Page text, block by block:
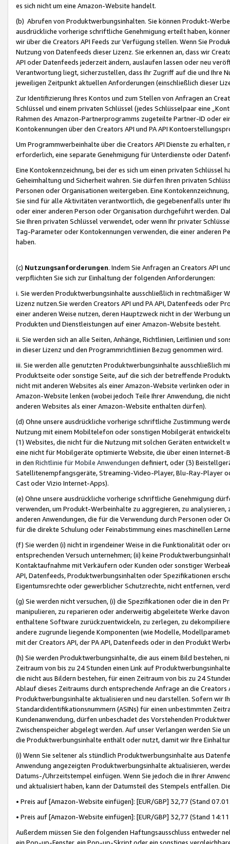
es sich nicht um eine Amazon-Website handelt.
(b) Abrufen von Produktwerbungsinhalten. Sie können Produkt-
ausdrückliche vorherige schriftliche Genehmigung erteilt haben,
wir über die Creators API Feeds zur Verfügung stellen. Wenn Sie
Nutzung von Datenfeeds dieser Lizenz. Sie erkennen an, dass wir
API oder Datenfeeds jederzeit ändern, auslaufen lassen oder neu
Verantwortung liegt, sicherzustellen, dass Ihr Zugriff auf die und Ihre
jeweiligen Zeitpunkt aktuellen Anforderungen (einschließlich dieser
Zur Identifizierung Ihres Kontos und zum Stellen von Anfragen an
Schlüssel und einem privaten Schlüssel (jedes Schlüsselpaar eine
Rahmen des Amazon-Partnerprogramms zugeteilte Partner-ID oder
Kontokennungen über den Creators API und PA API
Um Programmwerbeinhalte über die Creators API Dienste zu
erforderlich, eine separate Genehmigung für Unterdienste oder
Eine Kontokennzeichnung, bei der es sich um einen privaten
Geheimhaltung und Sicherheit wahren. Sie dürfen Ihren privaten
Personen oder Organisationen weitergeben. Eine
Sie sind für alle Aktivitäten verantwortlich, die gegebenenfalls unter
oder einer anderen Person oder Organisation durchgeführt werden.
Sie Ihren privaten Schlüssel verwendet, oder wenn Ihr privater
Tag-Parameter oder Kontokennungen verwenden, die einer anderen
haben.
(c) Nutzungsanforderungen. Indem Sie Anfragen an Creators API
verpflichten Sie sich zur Einhaltung der folgenden Anforderungen:
i. Sie werden Produktwerbungsinhalte ausschließlich in rechtmäßiger
Lizenz nutzen.Sie werden Creators API und PA API, Datenfeeds oder
einer anderen Weise nutzen, deren Hauptzweck nicht in der Werbung
Produkten und Dienstleistungen auf einer Amazon-Website besteht.
ii. Sie werden sich an alle Seiten, Anhänge, Richtlinien, Leitlinien und
in dieser Lizenz und den Programmrichtlinien Bezug genommen wird.
iii. Sie werden alle genutzten Produktwerbungsinhalte ausschließlich
Produktseite oder sonstige Seite, auf die sich der betreffende
nicht mit anderen Websites als einer Amazon-Website verlinken oder
Amazon-Website lenken (wobei jedoch Teile Ihrer Anwendung, die
anderen Websites als einer Amazon-Website enthalten dürfen).
(d) Ohne unsere ausdrückliche vorherige schriftliche Zustimmung
Nutzung mit einem Mobiltelefon oder sonstigen Mobilgerät
(1) Websites, die nicht für die Nutzung mit solchen Geräten
eine nicht für Mobilgeräte optimierte Website, die über einen
in den Richtlinie für Mobile Anwendungen definiert, oder (3)
Satellitenempfangsgeräte, Streaming-Video-Player, Blu-Ray-Player
Cast oder Vizio Internet-Apps).
(e) Ohne unsere ausdrückliche vorherige schriftliche Genehmigung
verwenden, um Produkt-Werbeinhalte zu aggregieren, zu
anderen Anwendungen, die für die Verwendung durch Personen
für die direkte Schulung oder Feinabstimmung eines maschinellen
(f) Sie werden (i) nicht in irgendeiner Weise in die Funktionalität oder
entsprechenden Versuch unternehmen; (ii) keine
Kontaktaufnahme mit Verkäufern oder Kunden oder sonstiger
API, Datenfeeds, Produktwerbungsinhalten oder Spezifikationen
Eigentumsrechte oder gewerblicher Schutzrechte, nicht entfernen,
(g) Sie werden nicht versuchen, (i) die Spezifikationen oder die in
manipulieren, zu reparieren oder anderweitig abgeleitete Werke
enthaltene Software zurückzuentwickeln, zu zerlegen, zu
andere zugrunde liegende Komponenten (wie Modelle,
mit der Creators API, der PA API, Datenfeeds oder in den Produkt
(h) Sie werden Produktwerbungsinhalte, die aus einem Bild bestehen,
Zeitraum von bis zu 24 Stunden einen Link auf
die nicht aus Bildern bestehen, für einen Zeitraum von bis zu 24
Ablauf dieses Zeitraums durch entsprechende Anfrage an die
Produktwerbungsinhalte aktualisieren und neu darstellen. Sofern wir
Standardidentifikationsnummern (ASINs) für einen unbestimmten
Kundenanwendung, dürfen unbeschadet des Vorstehenden
Zwischenspeicher abgelegt werden. Auf unser Verlangen werden Sie
die Produktwerbungsinhalte enthält oder nutzt, damit wir Ihre
(i) Wenn Sie seltener als stündlich Produktwerbungsinhalte aus
Anwendung angezeigten Produktwerbungsinhalte aktualisieren,
Datums-/Uhrzeitstempel einfügen. Wenn Sie jedoch die in Ihrer
und aktualisiert haben, kann der Datumsteil des Stempels entfallen.
• Preis auf [Amazon-Website einfügen]: [EUR/GBP] 32,77 (Stand
• Preis auf [Amazon-Website einfügen]: [EUR/GBP] 32,77 (Stand
Außerdem müssen Sie den folgenden Haftungsausschluss entweder
ein Pop-up-Fenster, ein Pop-up-Skript oder ein sonstiges